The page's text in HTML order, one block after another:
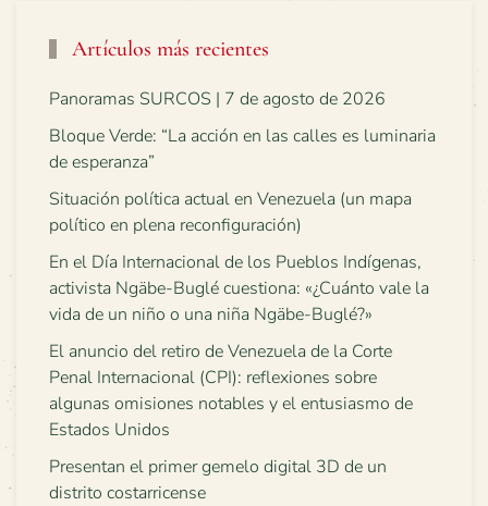
Artículos más recientes
Panoramas SURCOS | 7 de agosto de 2026
Bloque Verde: “La acción en las calles es luminaria
de esperanza”
Situación política actual en Venezuela (un mapa
político en plena reconfiguración)
En el Día Internacional de los Pueblos Indígenas,
activista Ngäbe-Buglé cuestiona: «¿Cuánto vale la
vida de un niño o una niña Ngäbe-Buglé?»
El anuncio del retiro de Venezuela de la Corte
Penal Internacional (CPI): reflexiones sobre
algunas omisiones notables y el entusiasmo de
Estados Unidos
Presentan el primer gemelo digital 3D de un
distrito costarricense